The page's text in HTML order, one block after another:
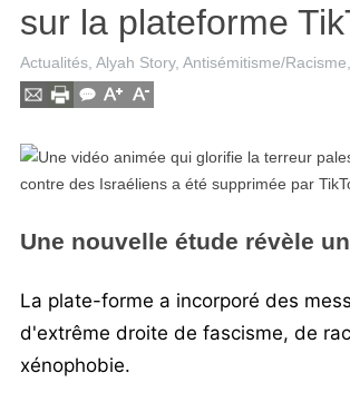
sur la plateforme
Actualités, Alyah Story, Antisémitisme/Racisme
Une nouvelle étude révèle
La plate-forme a incorporé des
d'extrême droite de fascisme, de
xénophobie.